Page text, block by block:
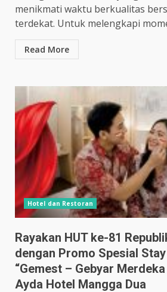
menikmati waktu berkualitas
terdekat. Untuk melengkapi
Read More
Hotel dan Restoran
Rayakan HUT ke-81
dengan Promo Spesial
“Gemest – Gebyar
Ayda Hotel Mangga Dua